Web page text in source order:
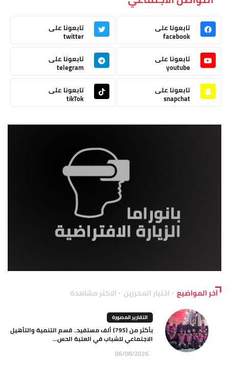
تابعونا على
facebook
تابعونا على
twitter
تابعونا على
youtube
تابعونا على
telegram
تابعونا على
snapchat
تابعونا على
tikTok
آخر المواضيع اختيار المحررين الاكثر مشاهدة
التقارير المصورة
بأكثر من (795) ألف مستفيد.. قسم التنمية والتأهيل
الاجتماعي للشباب في العتبة الحس...
06/08/2026